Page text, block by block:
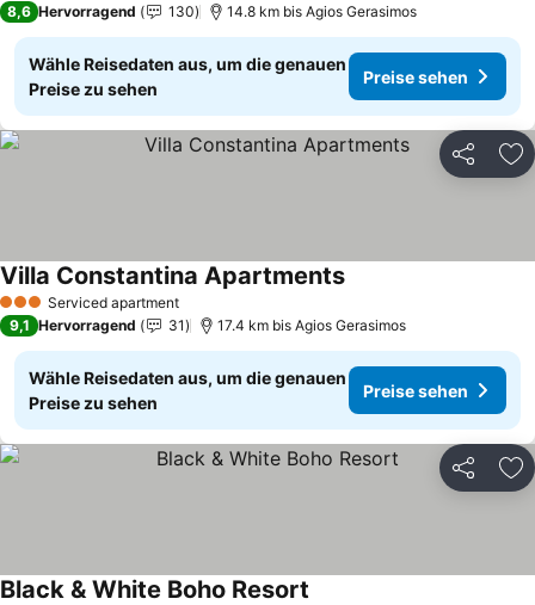
8,6 Hervorragend 130 14.8 km bis Agios Gerasimos
Wähle Reisedaten aus, um die genauen
Preise zu sehen
Preise sehen
Teilen
3 SterneServiced apartment
Villa Constantina ApartmentsPreise sehen
9,1 Hervorragend 31 17.4 km bis Agios Gerasimos
Wähle Reisedaten aus, um die genauen
Preise zu sehen
Preise sehen
Teilen
Black & White Boho Resort